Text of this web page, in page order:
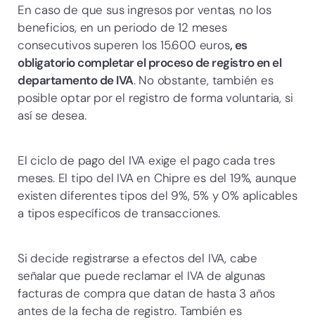
En caso de que sus ingresos por ventas, no los
beneficios, en un periodo de 12 meses
consecutivos superen los 15.600 euros, es
obligatorio completar el proceso de registro en el
departamento de IVA. No obstante, también es
posible optar por el registro de forma voluntaria, si
así se desea.
El ciclo de pago del IVA exige el pago cada tres
meses. El tipo del IVA en Chipre es del 19%, aunque
existen diferentes tipos del 9%, 5% y 0% aplicables
a tipos específicos de transacciones.
Si decide registrarse a efectos del IVA, cabe
señalar que puede reclamar el IVA de algunas
facturas de compra que datan de hasta 3 años
antes de la fecha de registro. También es